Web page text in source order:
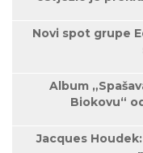
Novi spot grupe
Album
Biokovu“
Jacques